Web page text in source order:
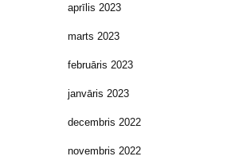
aprīlis 2023
marts 2023
februāris 2023
janvāris 2023
decembris 2022
novembris 2022